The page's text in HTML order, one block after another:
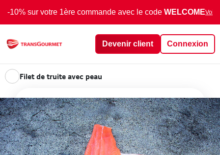
-10% sur votre 1ère commande avec le code WELCOMEVoir
Devenir client Connexion
Filet de truite avec peau